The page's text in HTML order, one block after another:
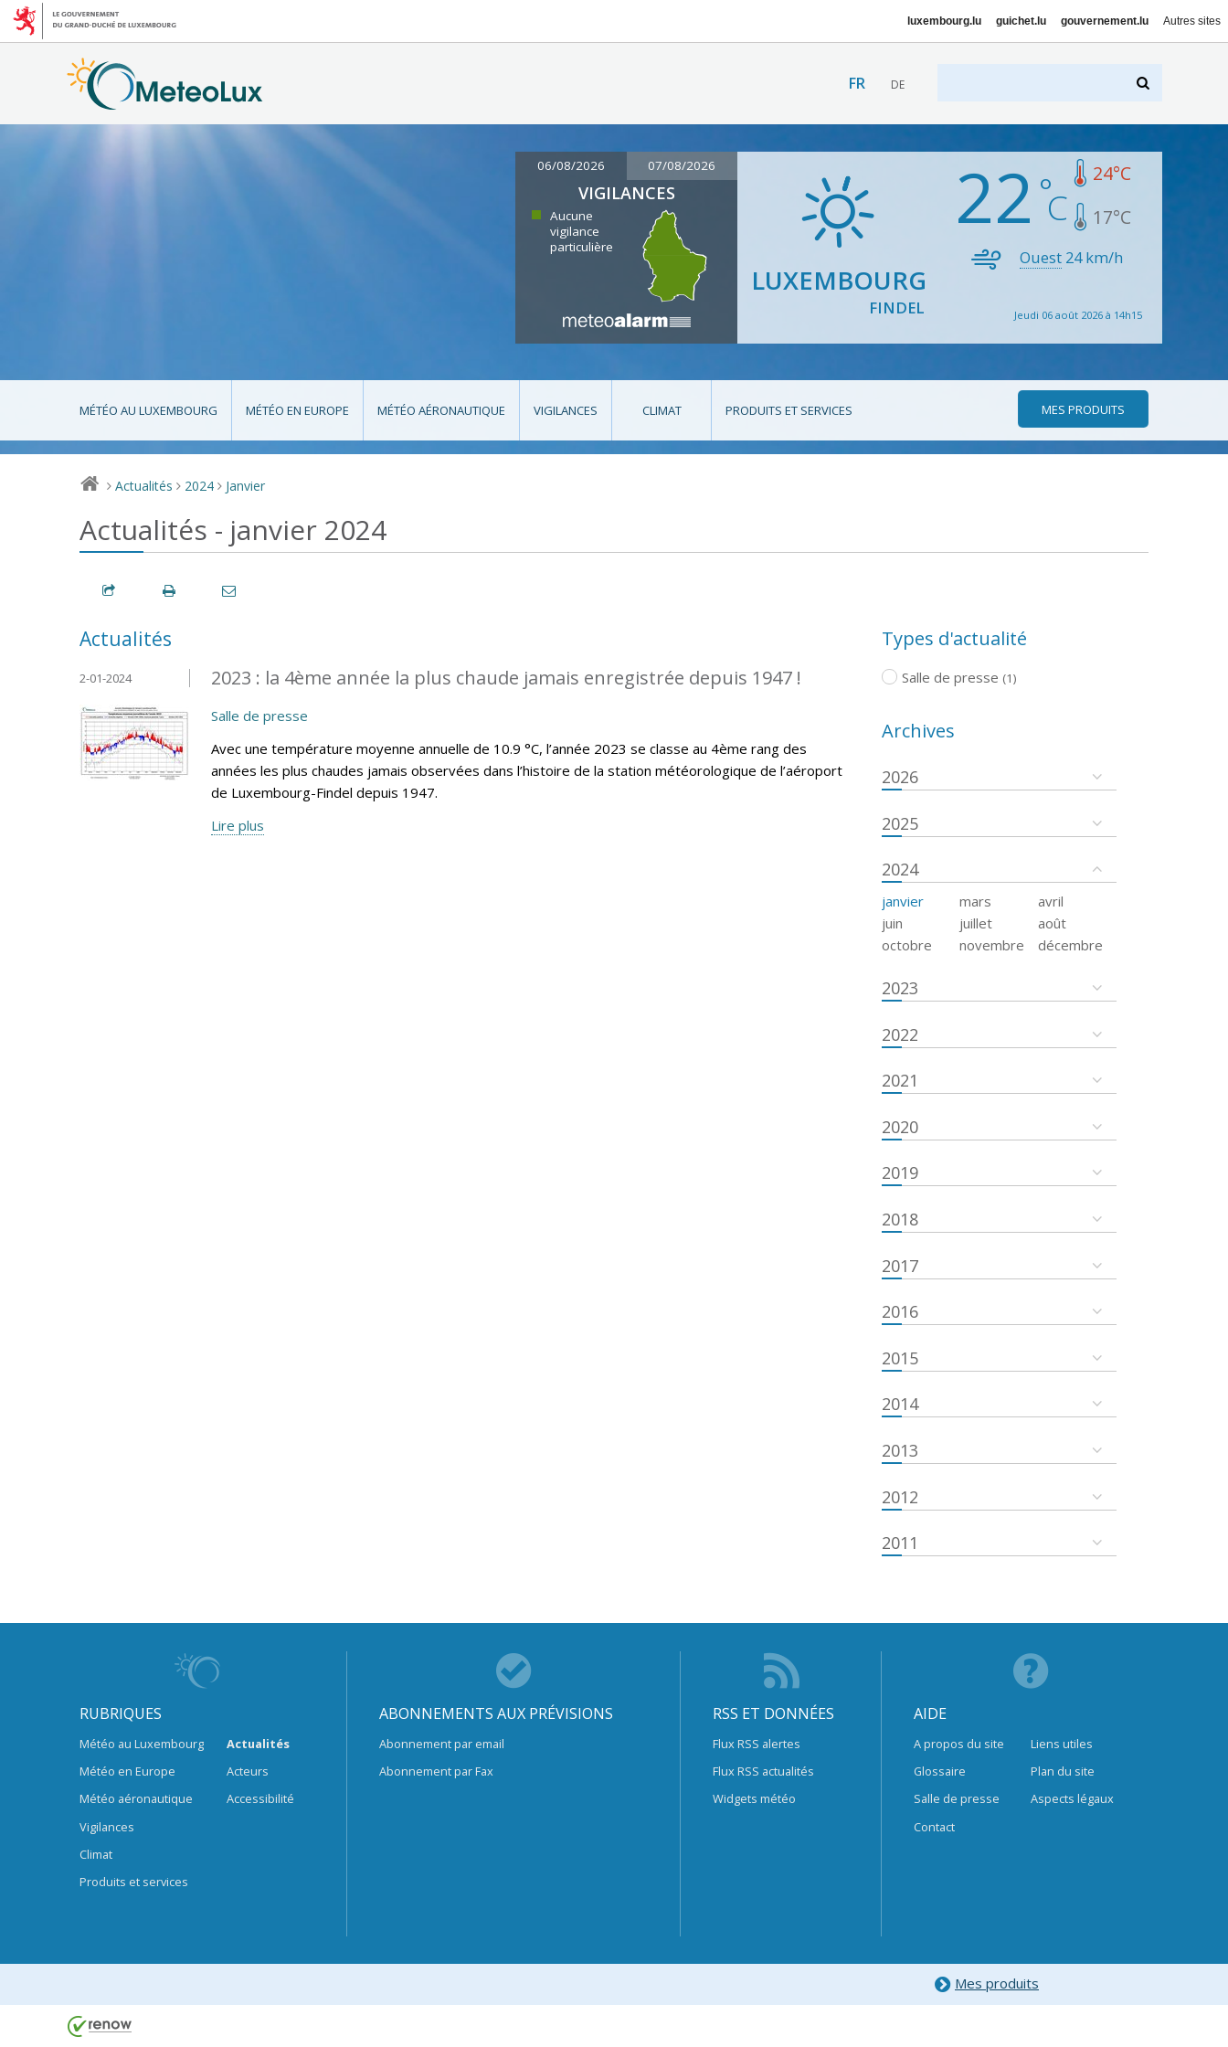
luxembourg.lu guichet.lu gouvernement.lu Autres sites
FR DE
06/08/2026 07/08/2026
VIGILANCES
Aucune
vigilance
particulière
LUXEMBOURG
FINDEL
22 24°C
17°C
Ouest 24km/h
Jeudi 06 août 2026 à 14h15
MÉTÉO AU LUXEMBOURG MÉTÉO EN EUROPE MÉTÉO AÉRONAUTIQUE VIGILANCES CLIMAT PRODUITS ET SERVICES MES PRODUITS
> Actualités > 2024 > Janvier
Actualités - janvier 2024
Actualités
2023 : la 4ème année la plus chaude jamais enregistrée depuis 1947 !
2-01-2024
Salle de presse
Avec une température moyenne annuelle de 10.9 °C, l’année 2023 se classe au 4ème rang des
années les plus chaudes jamais observées dans l’histoire de la station météorologique de l’aéroport
de Luxembourg-Findel depuis 1947.
Lire plus
Types d'actualité
Salle de presse (1)
Archives
2026
2025
2024
janvier mars
avril
juin
juillet
août
octobre
novembre décembre
2023
2022
2021
2020
2019
2018
2017
2016
2015
2014
2013
2012
2011
RUBRIQUES
Météo au Luxembourg
Météo en Europe
Météo aéronautique
Vigilances
Climat
Produits et services
Actualités
Acteurs
Accessibilité
ABONNEMENTS AUX PRÉVISIONS
Abonnement par email
Abonnement par Fax
RSS ET DONNÉES
Flux RSS alertes
Flux RSS actualités
Widgets météo
AIDE
A propos du site
Glossaire
Salle de presse
Contact
Liens utiles
Plan du site
Aspects légaux
Mes produits